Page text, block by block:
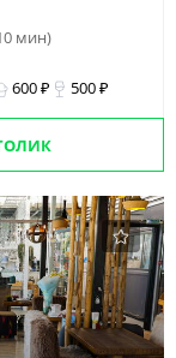
мин)
600 ₽ 500 ₽